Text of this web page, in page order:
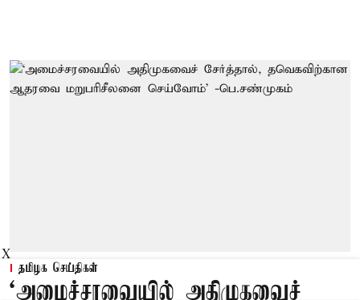
தமிழக செய்திகள்
‘அமைச்சரவையில் அதிமுகவைச்
X